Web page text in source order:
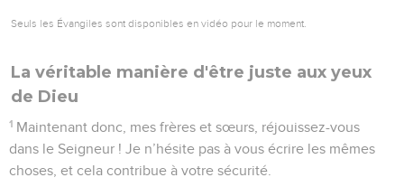
Seuls les Évangiles sont disponibles en vidéo pour le moment.
La véritable manière d'être juste aux yeux
de Dieu
1 Maintenant donc, mes frères et sœurs, réjouissez-vous
dans le Seigneur ! Je n’hésite pas à vous écrire les mêmes
choses, et cela contribue à votre sécurité.